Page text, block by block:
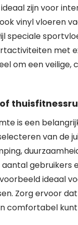
zijn voor
vinyl vloeren
speciale
met
om een
is een
van de
gebruikers
ideaal
Zorg ervoor
comfortabel